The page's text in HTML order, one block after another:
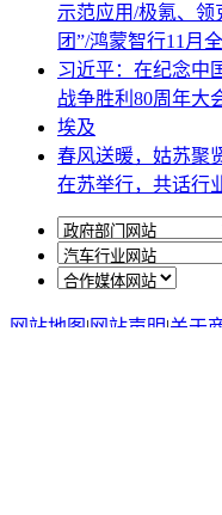
示范应用/极氪、领
团”/鸿蒙智行11月
习近平：在纪念中
战争胜利80周年大
埃及
春风送暖，姑苏聚
在苏举行，共话行
网站地图|网站声明|关于